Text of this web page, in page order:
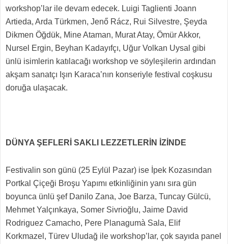
workshop’lar ile devam edecek. Luigi Taglienti Joann
Artieda, Arda Türkmen, Jenő Rácz, Rui Silvestre, Şeyda
Dikmen Öğdük, Mine Ataman, Murat Atay, Ömür Akkor,
Nursel Ergin, Beyhan Kadayıfçı, Uğur Volkan Uysal gibi
ünlü isimlerin katılacağı workshop ve söyleşilerin ardından
akşam sanatçı Işın Karaca’nın konseriyle festival coşkusu
doruğa ulaşacak.
DÜNYA ŞEFLERİ SAKLI LEZZETLERİN İZİNDE
Festivalin son günü (25 Eylül Pazar) ise İpek Kozasından
Portkal Çiçeği Broşu Yapımı etkinliğinin yanı sıra gün
boyunca ünlü şef Danilo Zana, Joe Barza, Tuncay Gülcü,
Mehmet Yalçınkaya, Somer Sivrioğlu, Jaime David
Rodriguez Camacho, Pere Planagumà Sala, Elif
Korkmazel, Türev Uludağ ile workshop’lar, çok sayıda panel